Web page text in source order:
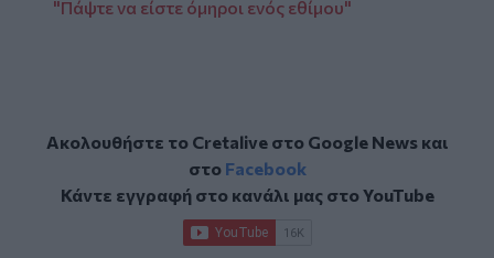
"Πάψτε να είστε όμηροι ενός εθίμου"
Ακολουθήστε το Cretalive στο Google Newsκαι
στο Facebook
Κάντε εγγραφή στο κανάλι μας στοYouTube